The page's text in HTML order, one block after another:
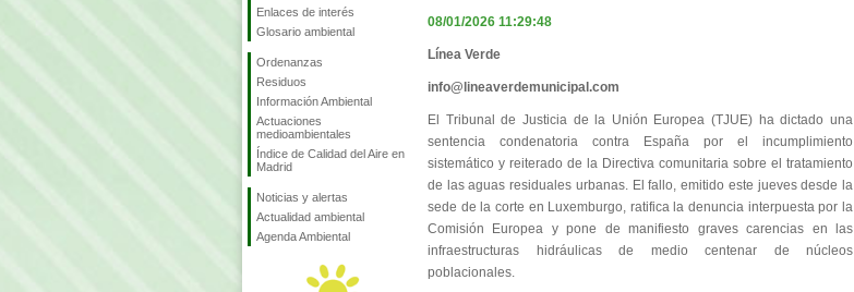
Enlaces de interés
Glosario ambiental
Ordenanzas
Residuos
Información Ambiental
Actuaciones
medioambientales
Índice de Calidad del Aire en
Madrid
Noticias y alertas
Actualidad ambiental
Agenda Ambiental
08/01/2026 11:29:48
Línea Verde
info@lineaverdemunicipal.com
El Tribunal de Justicia de la Unión Europea (TJUE) ha dictado una
sentencia condenatoria contra España por el incumplimiento
sistemático y reiterado de la Directiva comunitaria sobre el tratamiento
de las aguas residuales urbanas. El fallo, emitido este jueves desde la
sede de la corte en Luxemburgo, ratifica la denuncia interpuesta por la
Comisión Europea y pone de manifiesto graves carencias en las
infraestructuras hidráulicas de medio centenar de núcleos
poblacionales.